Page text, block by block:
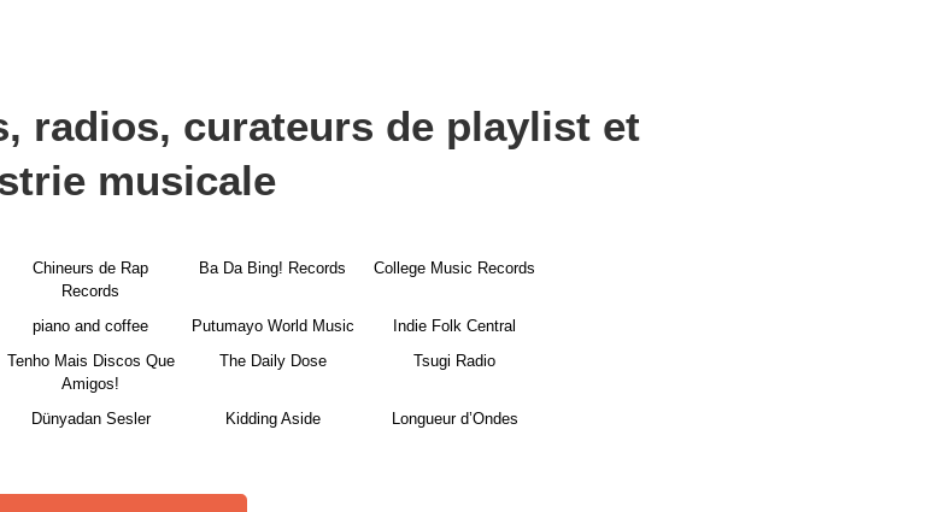
radios, curateurs de playlist et
musicale
Chineurs de Rap
Records
Ba Da Bing! Records College Music Records
piano and coffee Putumayo World Music
Indie Folk Central
Tenho Mais Discos Que
Amigos!
The Daily Dose Tsugi Radio
Dünyadan Sesler Kidding Aside Longueur d’Ondes